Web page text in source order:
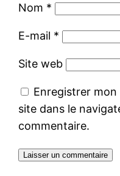
Nom *
E-mail *
Site web
Enregistrer
site dans le
commentaire.